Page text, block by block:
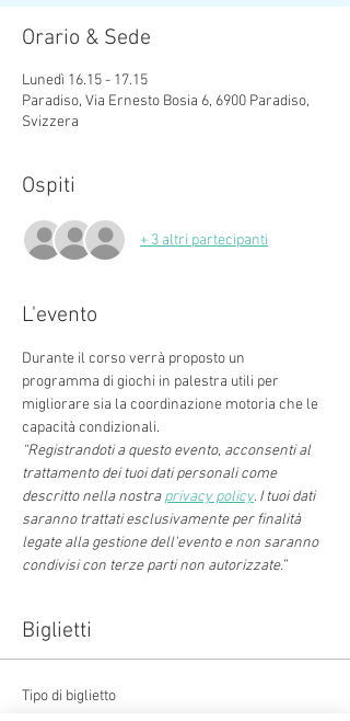
Orario & Sede
Lunedì 16.15 - 17.15
Paradiso, Via Ernesto Bosia 6, 6900 Paradiso,
Svizzera
Ospiti
+ 3 altri partecipanti
L'evento
Durante il corso verrà proposto un
programma di giochi in palestra utili per
migliorare sia la coordinazione motoria che le
capacità condizionali.
“Registrandoti a questo evento, acconsenti al
trattamento dei tuoi dati personali come
descritto nella nostra privacy policy. I tuoi dati
saranno trattati esclusivamente per finalità
legate alla gestione dell'evento e non saranno
condivisi con terze parti non autorizzate.”
Biglietti
Tipo di biglietto